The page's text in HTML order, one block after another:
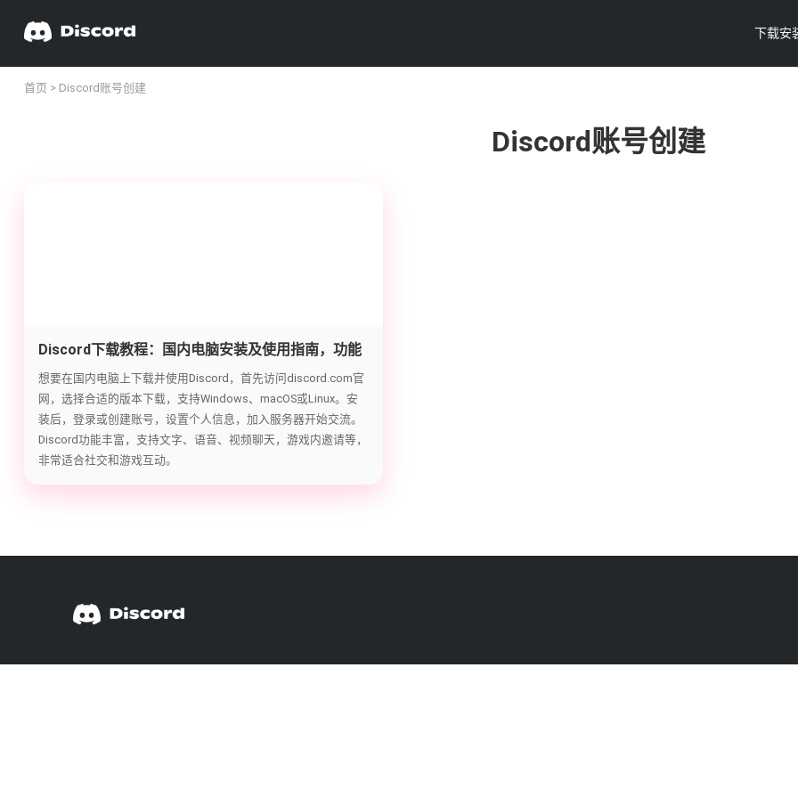
下载安
首页 > Discord账号创建
Discord账号创建
Discord下载教程：国内电脑安装及使用指南，功能
介绍与账号创建方法
想要在国内电脑上下载并使用Discord，首先访问discord.com官
网，选择合适的版本下载，支持Windows、macOS或Linux。安
装后，登录或创建账号，设置个人信息，加入服务器开始交流。
Discord功能丰富，支持文字、语音、视频聊天，游戏内邀请等，
非常适合社交和游戏互动。